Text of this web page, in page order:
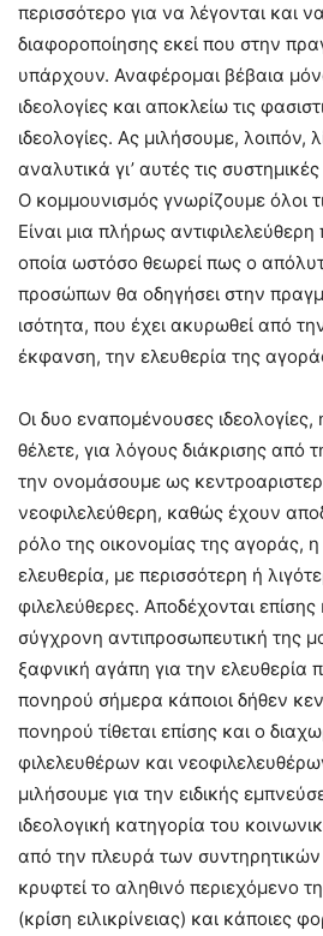
περισσότερο για να λέγονται και
διαφοροποίησης εκεί που στην
υπάρχουν. Αναφέρομαι βέβαια
ιδεολογίες και αποκλείω τις
ιδεολογίες. Ας μιλήσουμε, λοιπόν,
αναλυτικά γι’ αυτές τις συστημικές
Ο κομμουνισμός γνωρίζουμε όλοι τι
Είναι μια πλήρως αντιφιλελεύθερη
οποία ωστόσο θεωρεί πως ο
προσώπων θα οδηγήσει στην
ισότητα, που έχει ακυρωθεί από
έκφανση, την ελευθερία της
Οι δυο εναπομένουσες ιδεολογίες,
θέλετε, για λόγους διάκρισης από
την ονομάσουμε ως
νεοφιλελεύθερη, καθώς έχουν
ρόλο της οικονομίας της αγοράς,
ελευθερία, με περισσότερη ή
φιλελεύθερες. Αποδέχονται
σύγχρονη αντιπροσωπευτική της
ξαφνική αγάπη για την ελευθερία
πονηρού σήμερα κάποιοι δήθεν
πονηρού τίθεται επίσης και ο
φιλελευθέρων και
μιλήσουμε για την ειδικής
ιδεολογική κατηγορία του
από την πλευρά των συντηρητικών
κρυφτεί το αληθινό περιεχόμενο
(κρίση ειλικρίνειας) και κάποιες